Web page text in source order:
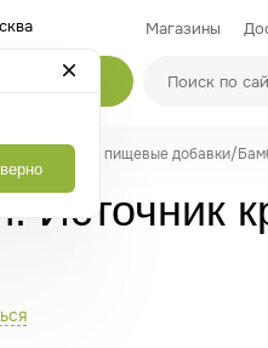
Магазины
Производители
Каталог
Природные пищевые добавки/